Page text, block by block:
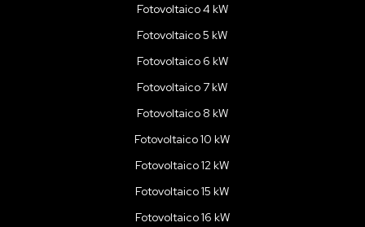
Fotovoltaico 4 kW
Fotovoltaico 5 kW
Fotovoltaico 6 kW
Fotovoltaico 7 kW
Fotovoltaico 8 kW
Fotovoltaico 10 kW
Fotovoltaico 12 kW
Fotovoltaico 15 kW
Fotovoltaico 16 kW